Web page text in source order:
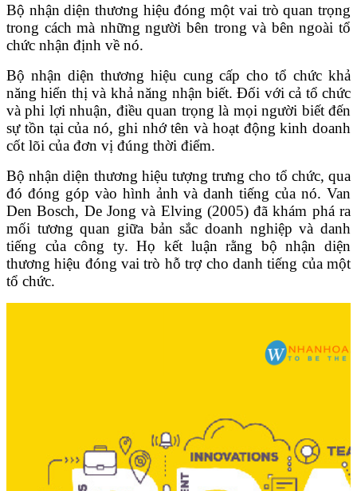
Bộ nhận diện thương hiệu đóng một vai trò quan trọng
trong cách mà những người bên trong và bên ngoài tổ
chức nhận định về nó.
Bộ nhận diện thương hiệu cung cấp cho tổ chức khả
năng hiển thị và khả năng nhận biết. Đối với cả tổ chức
và phi lợi nhuận, điều quan trọng là mọi người biết đến
sự tồn tại của nó, ghi nhớ tên và hoạt động kinh doanh
cốt lõi của đơn vị đúng thời điểm.
Bộ nhận diện thương hiệu tượng trưng cho tổ chức, qua
đó đóng góp vào hình ảnh và danh tiếng của nó. Van
Den Bosch, De Jong và Elving (2005) đã khám phá ra
mối tương quan giữa bản sắc doanh nghiệp và danh
tiếng của công ty. Họ kết luận rằng bộ nhận diện
thương hiệu đóng vai trò hỗ trợ cho danh tiếng của một
tổ chức.